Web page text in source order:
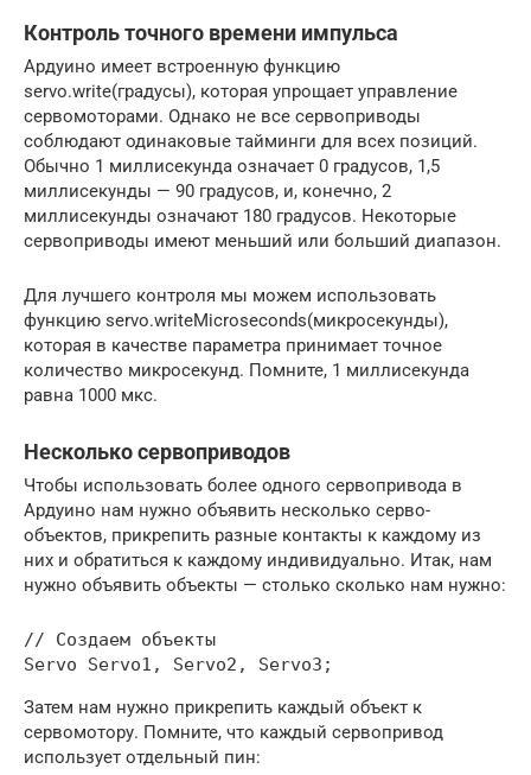
Контроль точного времени импульса
Ардуино имеет встроенную функцию
servo.write(градусы), которая упрощает управление
сервомоторами. Однако не все сервоприводы
соблюдают одинаковые тайминги для всех позиций.
Обычно 1 миллисекунда означает 0 градусов, 1,5
миллисекунды — 90 градусов, и, конечно, 2
миллисекунды означают 180 градусов. Некоторые
сервоприводы имеют меньший или больший диапазон.
Для лучшего контроля мы можем использовать
функцию servo.writeMicroseconds(микросекунды),
которая в качестве параметра принимает точное
количество микросекунд. Помните, 1 миллисекунда
равна 1000 мкс.
Несколько сервоприводов
Чтобы использовать более одного сервопривода в
Ардуино нам нужно объявить несколько серво-
объектов, прикрепить разные контакты к каждому из
них и обратиться к каждому индивидуально. Итак, нам
нужно объявить объекты — столько сколько нам нужно:
// Создаем объекты
Servo Servo1, Servo2, Servo3;
Затем нам нужно прикрепить каждый объект к
сервомотору. Помните, что каждый сервопривод
использует отдельный пин: